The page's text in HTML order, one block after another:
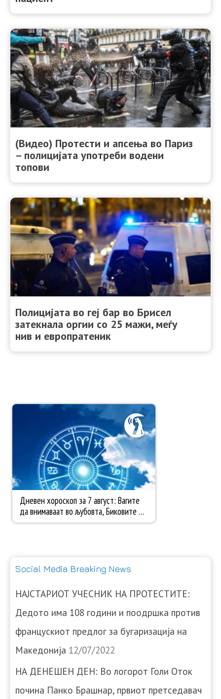
(Видео) Протести и апсења во Париз
– полицијата употреби водени
топови
Полицијата во геј бар во Брисел
затекнала оргии со 25 мажи, меѓу
нив и европратеник
Social Media Breaking News
НАЈСТАРИОТ УЧЕСНИК НА ПРОТЕСТИТЕ:
Дедото има 108 години и поодршка против
францускиот предлог за бугаризација на
Македонија 12/07/2022
НА ДЕНЕШЕН ДЕН: Во логорот Голи Оток
почина Панко Брашнар, првиот претседавач